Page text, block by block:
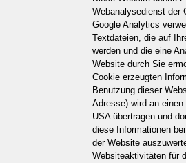
Webanalysedienst der
Google Analytics
Textdateien, die auf
werden und die eine
Website durch Sie
Cookie erzeugten
Benutzung dieser
Adresse) wird an
USA übertragen und
diese Informationen
der Website
Websiteaktivitäten für